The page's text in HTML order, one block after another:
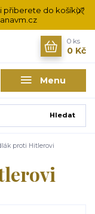
přiberete do košíku?
Menu
Hledat
0 ks
0 Kč
proti Hitlerovi